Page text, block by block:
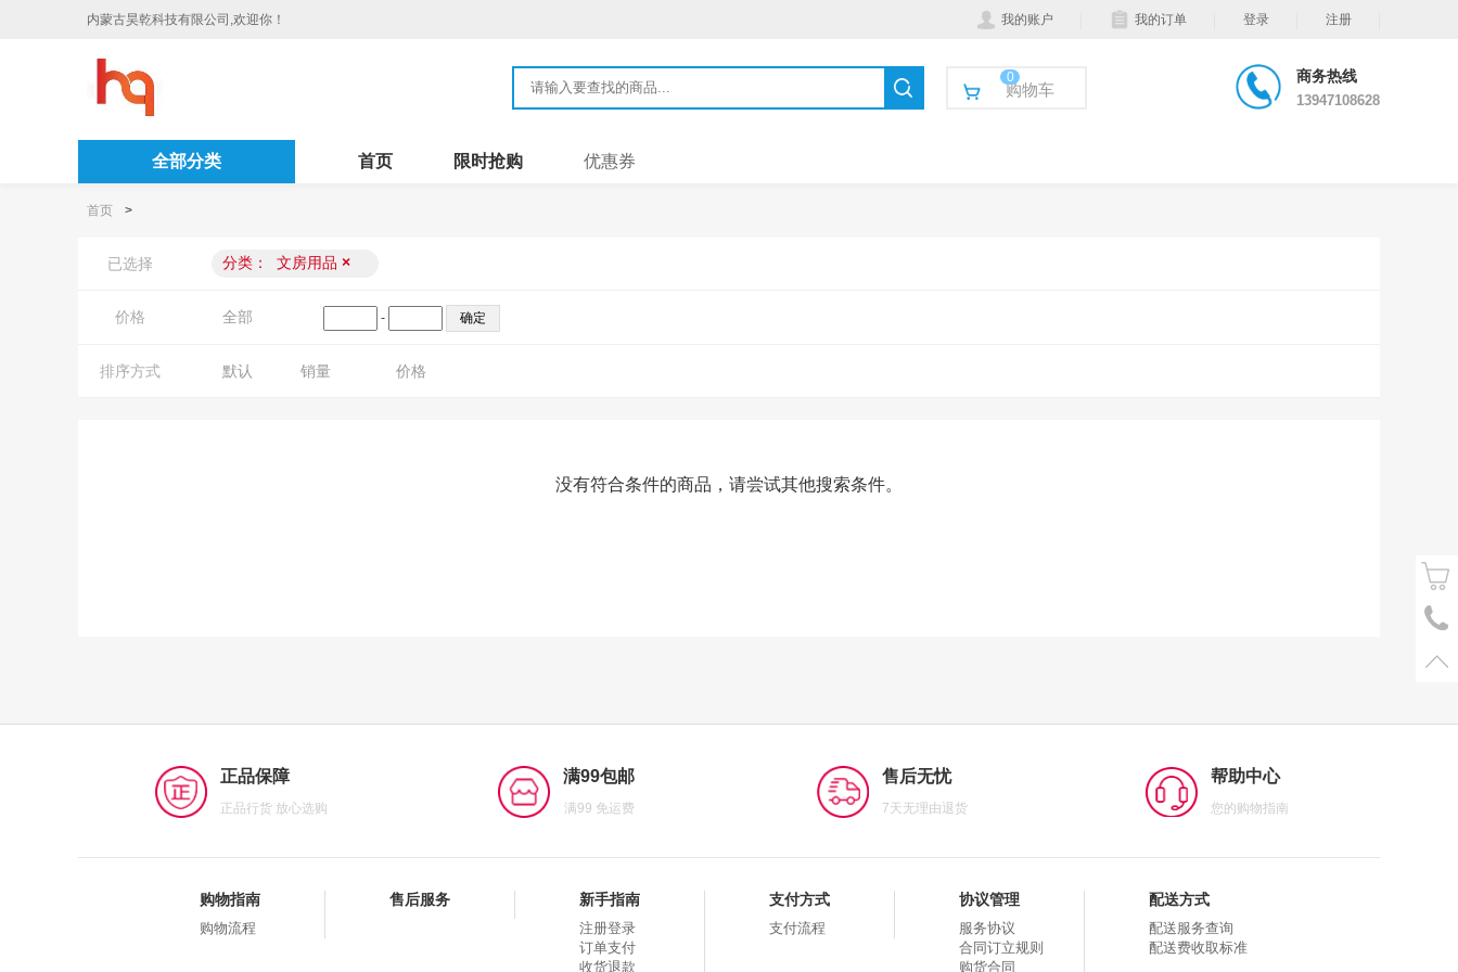
内蒙古昊乾科技有限公司,欢迎你！ 我的账户 我的订单 登录 注册
购物车
0 商务热线
13947108628
全部分类 首页 限时抢购 优惠券
首页 >
已选择 分类： 文房用品 ×
价格 全部 -
排序方式 默认 销量 价格
没有符合条件的商品，请尝试其他搜索条件。
正品保障
正品行货 放心选购
满99包邮
满99 免运费
售后无忧
7天无理由退货
帮助中心
您的购物指南
购物指南
购物流程
售后服务 新手指南
注册登录
订单支付
收货退款
支付方式
支付流程
协议管理
服务协议
合同订立规则
购货合同
配送方式
配送服务查询
配送费收取标准